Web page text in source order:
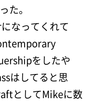
た。
なってくれて
をしたや
はしてると思
としてMikeに数